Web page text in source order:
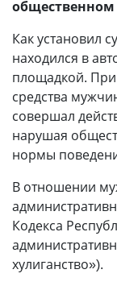
общественном
Как установил
находился в
площадкой. При
средства
совершал
нарушая
нормы
В отношении
Кодекса
хулиганство»).